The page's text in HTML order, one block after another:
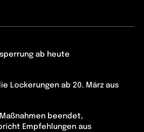
ab heute
Lockerungen ab 20. März aus
beendet,
Empfehlungen aus